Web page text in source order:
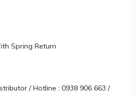
Spring Return
/ Hotline : 0938 906 663 /